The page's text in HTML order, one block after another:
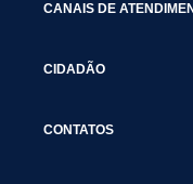
CANAIS DE
CIDADÃO
CONTATOS